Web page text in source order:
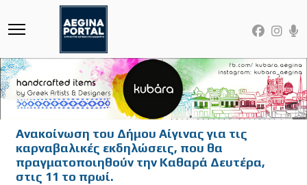
Ανακοίνωση του Δήμου Αίγινας για τις
καρναβαλικές εκδηλώσεις, που θα
πραγματοποιηθούν την Καθαρά Δευτέρα,
στις 11 το πρωί.